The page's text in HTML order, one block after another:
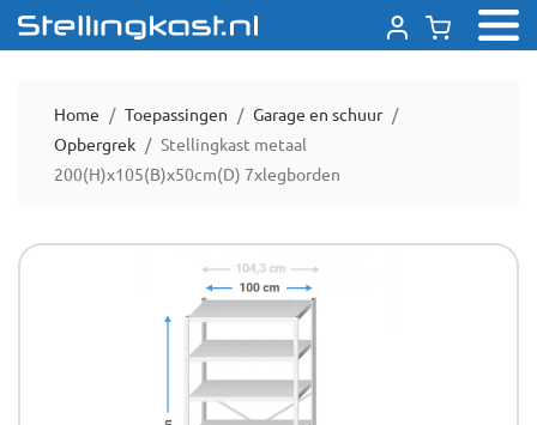
Home Toepassingen
Garage en schuur
Opbergrek
Stellingkast metaal
200(H)x105(B)x50cm(D) 7xlegborden